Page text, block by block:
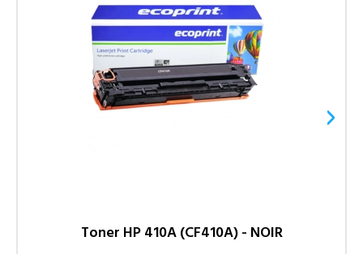
Toner HP 410A (CF410A) - NOIR
›